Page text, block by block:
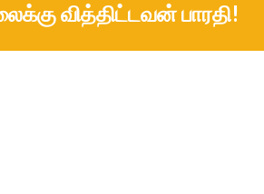
கரையோரத்தில் வசித்த மக்கள்
வித்திட்டவன் பாரதி!